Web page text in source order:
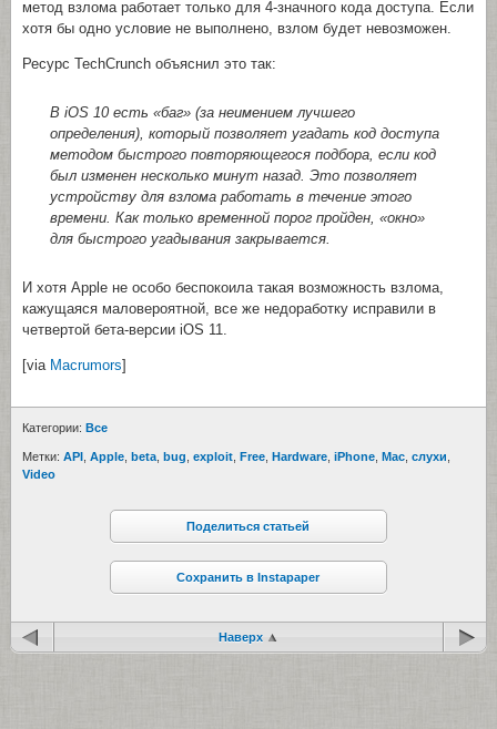
метод взлома работает только для 4-значного кода доступа. Если
хотя бы одно условие не выполнено, взлом будет невозможен.
Ресурс TechCrunch объяснил это так:
В iOS 10 есть «баг» (за неимением лучшего
определения), который позволяет угадать код доступа
методом быстрого повторяющегося подбора, если код
был изменен несколько минут назад. Это позволяет
устройству для взлома работать в течение этого
времени. Как только временной порог пройден, «окно»
для быстрого угадывания закрывается.
И хотя Apple не особо беспокоила такая возможность взлома,
кажущаяся маловероятной, все же недоработку исправили в
четвертой бета-версии iOS 11.
[via Macrumors]
Категории: Все
Метки: API Apple beta bug exploit Free Hardware iPhone Mac cлухи
Video
Поделиться статьей
Сохранить в Instapaper
Наверх